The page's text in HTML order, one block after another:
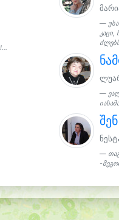
კაცი,
-